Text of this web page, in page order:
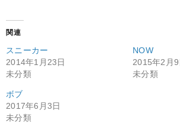
関連
スニーカー
2014年1月23日
未分類
NOW
2015年2月9
未分類
ボブ
2017年6月3日
未分類